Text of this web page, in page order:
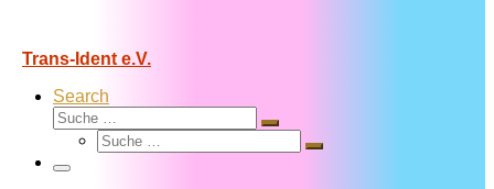
Trans-Ident e.V.
Search
Suche
Suche
Suche
Suche
Menü